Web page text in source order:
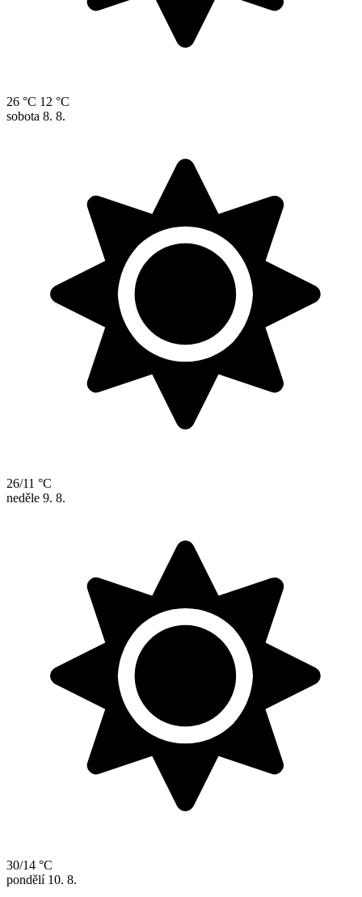
26 °C 12 °C
sobota 8. 8.
26/11 °C
neděle 9. 8.
30/14 °C
pondělí 10. 8.